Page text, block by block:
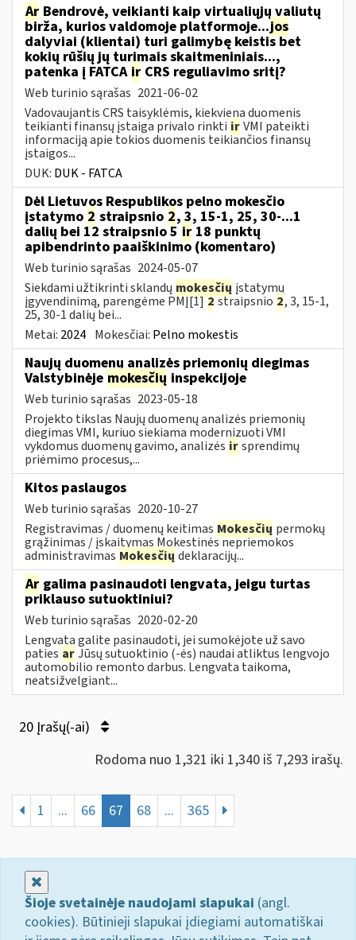
Ar Bendrovė, veikianti kaip virtualiųjų valiutų
birža, kurios valdomoje platformoje...jos
dalyviai (klientai) turi galimybę keistis bet
kokių rūšių jų turimais skaitmeniniais...,
patenka į FATCA ir CRS reguliavimo sritį?
Web turinio sąrašas 2021-06-02
Vadovaujantis CRS taisyklėmis, kiekviena duomenis
teikianti finansų įstaiga privalo rinkti irVMI pateikti
informaciją apie tokios duomenis teikiančios finansų
įstaigos...
DUK: DUK - FATCA
Dėl Lietuvos Respublikos pelno mokesčio
įstatymo 2 straipsnio 2, 3, 15-1, 25, 30-...1
dalių bei 12 straipsnio 5 ir 18 punktų
apibendrinto paaiškinimo (komentaro)
Web turinio sąrašas 2024-05-07
Siekdami užtikrinti sklandų mokesčių įstatymų
įgyvendinimą, parengėme PMĮ[1]2straipsnio 2, 3, 15-1,
25, 30-1 dalių bei...
Metai: 2024 Mokesčiai: Pelno mokestis
Naujų duomenų analizės priemonių diegimas
Valstybinėje mokesčių inspekcijoje
Web turinio sąrašas 2023-05-18
Projekto tikslas Naujų duomenų analizės priemonių
diegimas VMI, kuriuo siekiama modernizuoti VMI
vykdomus duomenų gavimo, analizės irsprendimų
priėmimo procesus,...
Kitos paslaugos
Web turinio sąrašas 2020-10-27
Registravimas / duomenų keitimas Mokesčių permokų
grąžinimas / įskaitymas Mokestinės nepriemokos
administravimas Mokesčių deklaracijų...
Ar galima pasinaudoti lengvata, jeigu turtas
priklauso sutuoktiniui?
Web turinio sąrašas 2020-02-20
Lengvata galite pasinaudoti, jei sumokėjote už savo
paties arJūsų sutuoktinio (-ės) naudai atliktus lengvojo
automobilio remonto darbus. Lengvata taikoma,
neatsižvelgiant...
20 Įrašų(-ai)
Rodoma nuo 1,321 iki 1,340 iš 7,293 irašų.
1 ... 66 67 68 ... 365
Šioje svetainėje naudojami slapukai (angl.
cookies). Būtinieji slapukai įdiegiami automatiškai